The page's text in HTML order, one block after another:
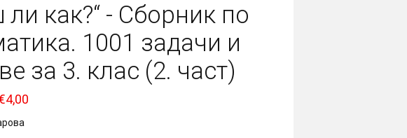
ли как?“ - Сборник по
1001 задачи и
за 3. клас (2. част)